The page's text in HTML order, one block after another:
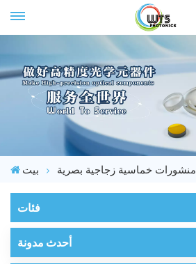
بيت منشورات خماسية زجاجية بصرية
فئات
أحدث مدونة